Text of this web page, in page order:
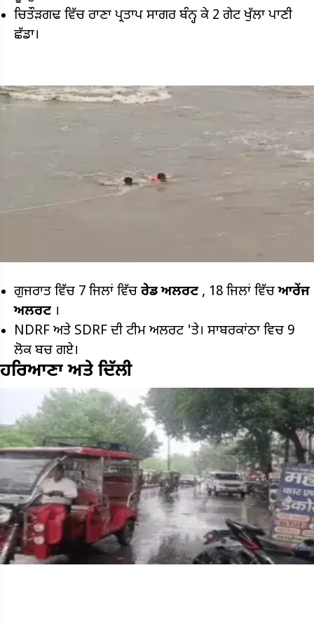
ਚਿਤੌੜਗਢ ਵਿੱਚ ਰਾਣਾ ਪ੍ਰਤਾਪ ਸਾਗਰ ਬੰਨ੍ਹ ਕੇ 2 ਗੇਟ ਖੁੱਲਾ ਪਾਣੀ
ਛੱਡਾ।
ਗੁਜਰਾਤ ਵਿੱਚ 7 ​​ਜਿਲਾਂ ਵਿੱਚ ਰੇਡ ਅਲਰਟ , 18 ਜਿਲਾਂ ਵਿੱਚਆਰੇਂਜ
ਅਲਰਟ ।
NDRF ਅਤੇ SDRF ਦੀ ਟੀਮ ਅਲਰਟ 'ਤੇ। ਸਾਬਰਕਾਂਠਾ ਵਿਚ 9
ਲੋਕ ਬਚ ਗਏ।
ਹਰਿਆਣਾ ਅਤੇ ਦਿੱਲੀ